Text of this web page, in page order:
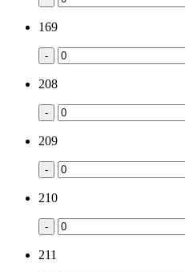
169
-
208
-
209
-
210
-
211